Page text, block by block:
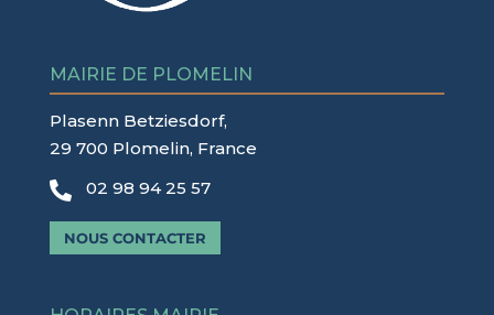
MAIRIE DE PLOMELIN
Plasenn Betziesdorf,
29 700 Plomelin, France
 02 98 94 25 57
NOUS CONTACTER